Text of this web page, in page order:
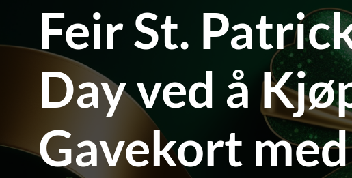
Feir St.
Day ved å
Gavekort med